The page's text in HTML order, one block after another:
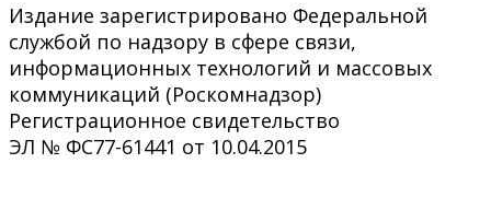
Издание зарегистрировано Федеральной
службой по надзору в сфере связи,
информационных технологий и массовых
коммуникаций (Роскомнадзор)
Регистрационное свидетельство
ЭЛ № ФС77-61441 от 10.04.2015